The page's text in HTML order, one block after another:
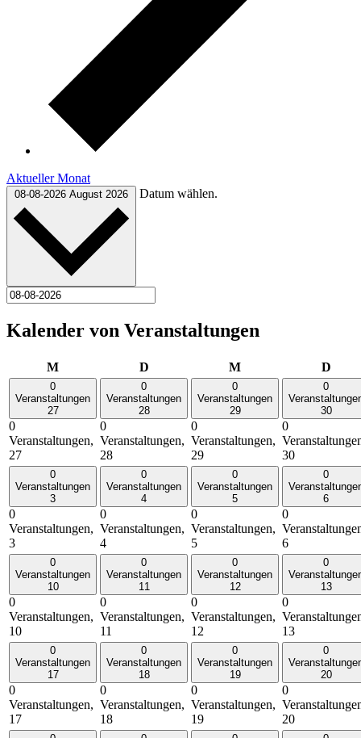
Aktueller Monat
08-08-2026 August 2026 Datum wählen.
Kalender von Veranstaltungen
MMontag DDienstag MMittwoch D
0
Veranstaltungen
27
0
Veranstaltungen,
27
0
Veranstaltungen
28
0
Veranstaltungen,
28
0
Veranstaltungen
29
0
Veranstaltungen,
29
0
30
0
30
0
Veranstaltungen
3
0
Veranstaltungen,
3
0
Veranstaltungen
4
0
Veranstaltungen,
4
0
Veranstaltungen
5
0
Veranstaltungen,
5
0
6
0
6
0
Veranstaltungen
10
0
Veranstaltungen,
10
0
Veranstaltungen
11
0
Veranstaltungen,
11
0
Veranstaltungen
12
0
Veranstaltungen,
12
0
13
0
13
0
Veranstaltungen
17
0
Veranstaltungen,
17
0
Veranstaltungen
18
0
Veranstaltungen,
18
0
Veranstaltungen
19
0
Veranstaltungen,
19
0
20
0
20